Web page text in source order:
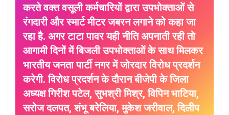
करते वक्त वसूली कर्मचारियों द्वारा उपभोक्ताओं से
रंगदारी और स्मार्ट मीटर जबरन लगाने को कहा जा
रहा है. अगर टाटा पावर यही नीति अपनाती रही तो
आगामी दिनों में बिजली उपभोक्ताओं के साथ मिलकर
भारतीय जनता पार्टी नगर में जोरदार विरोध प्रदर्शन
करेगी. विरोध प्रदर्शन के दौरान बीजेपी के जिला
अध्यक्ष गिरीश पटेल, सुभश्री मिश्र, विपिन भाटिया,
सरोज दलपत, शंभू बरेलिया, मुकेश जरीवाल, दिलीप